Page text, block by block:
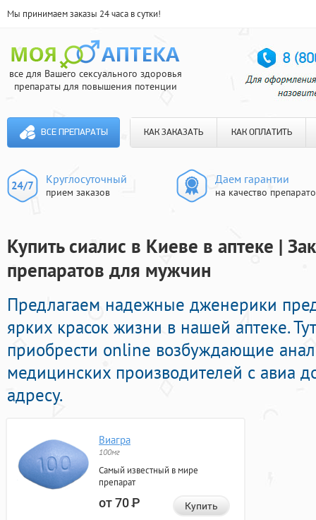
Мы принимаем заказы 24 часа в сутки!
все для Вашего сексуального здоровья
препараты для повышения потенции
ВСЕ ПРЕПАРАТЫ КАК ЗАКАЗАТЬ КАК ОПЛАТИТЬ
Круглосуточный
прием заказов
Даем гарантии
на качество
Купить сиалис в Киеве в аптеке |
препаратов для мужчин
Предлагаем надежные дженерики
ярких красок жизни в нашей аптеке.
приобрести online возбуждающие
медицинских производителей с авиа
адресу.
Виагра
100мг
Самый известный в мире
препарат
от 70Р Купить